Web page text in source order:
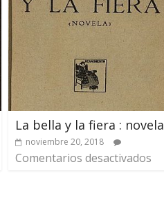
La bella y la fiera : novela
noviembre 20, 2018
Comentarios desactivados